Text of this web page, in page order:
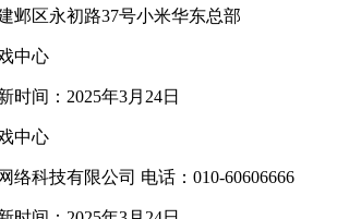
邺区永初路37号小米华东总部
中心
时间：2025年3月24日
中心
络科技有限公司 电话：010-60606666